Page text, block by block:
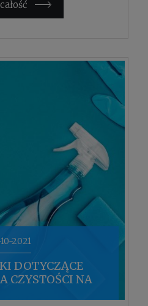
»
DOTYCZĄCE
CZYSTOŚCI NA
10-2021